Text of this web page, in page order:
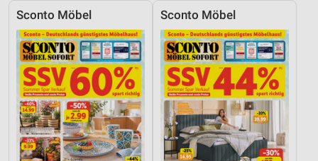
Sconto Möbel Sconto Möbel